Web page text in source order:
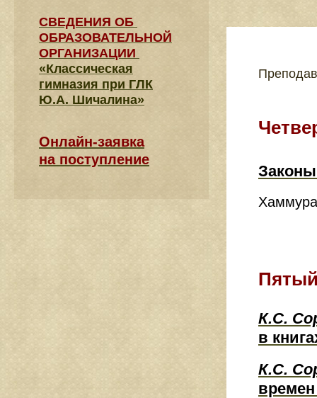
К.С.
в
К.С.
времен
СВЕДЕНИЯ​ ОБ
ОБРАЗОВАТЕЛЬНОЙ
ОРГАНИЗАЦИИ
«Классическая
гимназия при ГЛК
Ю.А. Шичалина»
Онлайн-заявка
на поступление